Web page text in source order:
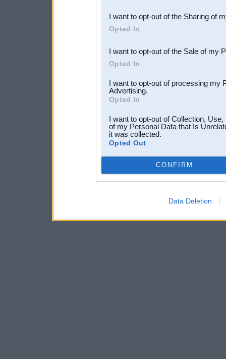
Downstream Participants
third parties.
I want to opt-out of the Sharing of
Opted In
I want to opt-out of the Sale of my
Opted In
I want to opt-out of processing my
Advertising.
Opted In
I want to opt-out of Collection,
of my Personal Data that Is
it was collected.
Opted Out
CONFIRM
Data Deletion